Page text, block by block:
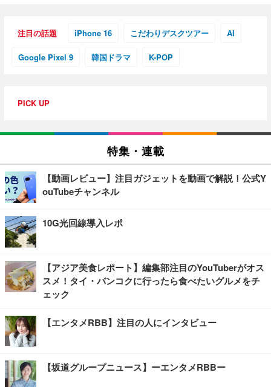
注目の話題 iPhone 16 こだわりデスクツアー AI
Google Pixel 9 韓国ドラマ K-POP
PICK UP
特集・連載
【動画レビュー】注目ガジェットを動画で解説！公式Y
ouTubeチャンネル
10G光回線導入レポ
【アジア美食レポート】編集部注目のYouTuberがオス
スメ！タイ・バンコクに行ったら食べたいグルメをチ
ェック
【エンタメRBB】注目の人にインタビュー
【坂道グループニュース】ーエンタメRBBー